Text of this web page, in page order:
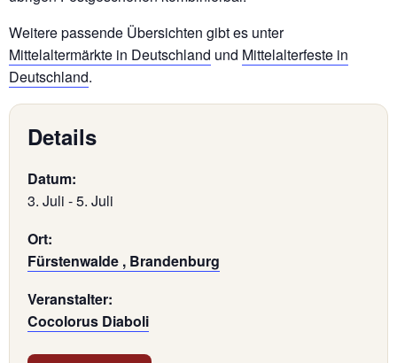
Weitere passende Übersichten gibt es unter
Mittelaltermärkte in Deutschland und Mittelalterfeste in
Deutschland.
Details
Datum:
3. Juli -5. Juli
Ort:
Fürstenwalde , Brandenburg
Veranstalter:
Cocolorus Diaboli